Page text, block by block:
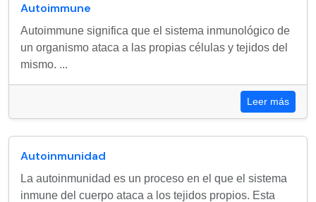
Autoimmune
Autoimmune significa que el sistema inmunológico de
un organismo ataca a las propias células y tejidos del
mismo. ...
Leer más
Autoinmunidad
La autoinmunidad es un proceso en el que el sistema
inmune del cuerpo ataca a los tejidos propios. Esta